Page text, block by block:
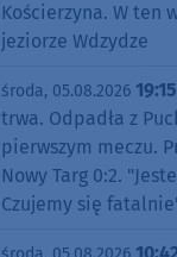
Kościerzyna. W ten
jeziorze Wdzydze
środa, 05.08.2026 19:15
trwa. Odpadła z
pierwszym meczu.
Nowy Targ 0:2.
Czujemy się